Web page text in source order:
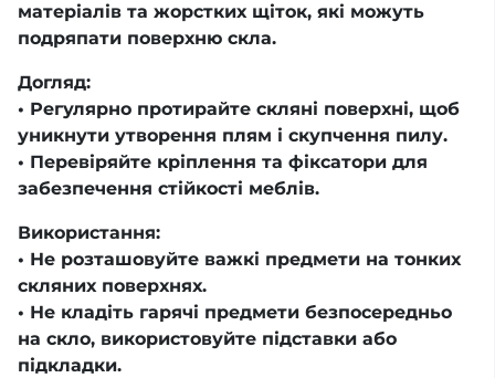
матеріалів та жорстких щіток, які можуть
подряпати поверхню скла.
Догляд:
• Регулярно протирайте скляні поверхні, щоб
уникнути утворення плям і скупчення пилу.
• Перевіряйте кріплення та фіксатори для
забезпечення стійкості меблів.
Використання:
• Не розташовуйте важкі предмети на тонких
скляних поверхнях.
• Не кладіть гарячі предмети безпосередньо
на скло, використовуйте підставки або
підкладки.